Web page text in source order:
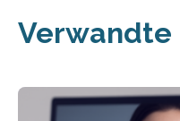
Verwandte